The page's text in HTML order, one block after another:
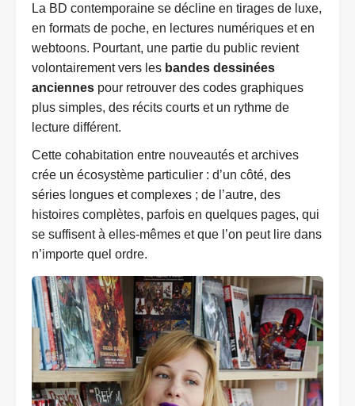
La BD contemporaine se décline en tirages de luxe,
en formats de poche, en lectures numériques et en
webtoons. Pourtant, une partie du public revient
volontairement vers les bandes dessinées
anciennes pour retrouver des codes graphiques
plus simples, des récits courts et un rythme de
lecture différent.
Cette cohabitation entre nouveautés et archives
crée un écosystème particulier : d’un côté, des
séries longues et complexes ; de l’autre, des
histoires complètes, parfois en quelques pages, qui
se suffisent à elles-mêmes et que l’on peut lire dans
n’importe quel ordre.